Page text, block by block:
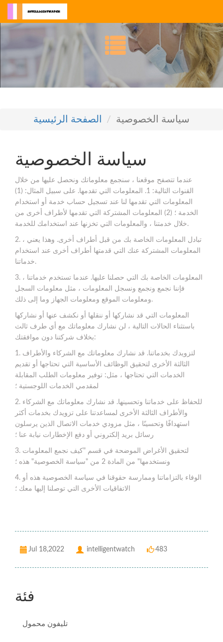
الصفحة الرئيسية سياسة الخصوصية
سياسة الخصوصية
عندما تتصفح موقعنا ، سنجمع معلوماتك ونحصل عليها من خلال
القنوات التالية: 1. المعلومات التي تقدمها. على سبيل المثال: (1)
المعلومات التي تقدمها لنا عند تسجيل حساب خدمة أو استخدام
الخدمة ؛ (2) المعلومات المشتركة التي تقدمها لأطراف أخرى من
خلال خدمتنا ، والمعلومات التي تخزنها عند استخدامك للخدمة.
2. تبادل المعلومات الخاصة بك من قبل أطراف أخرى. وهذا يعني ،
المعلومات المشتركة عنك التي قدمتها أطراف أخرى عند استخدام
خدماتنا.
3. المعلومات الخاصة بك التي حصلنا عليها. عندما تستخدم خدماتنا ،
فإننا نجمع ونجمع ونسجل المعلومات ، مثل معلومات السجل
ومعلومات الموقع ومعلومات الجهاز وما إلى ذلك.
المعلومات التي قد نشاركها أو ننقلها أو نكشف عنها أو نشاركها
باستثناء الحالات التالية ، لن نشارك معلوماتك مع أي طرف ثالث
بخلاف شركتنا دون موافقتك:
1. لتزويدك بخدماتنا. قد نشارك معلوماتك مع الشركاء والأطراف
الثالثة الأخرى لتحقيق الوظائف الأساسية التي تحتاجها أو تقديم
الخدمات التي تحتاجها ، مثل: توفير معلومات الطلب المقابلة
لمقدمي الخدمات اللوجستية ؛
2. للحفاظ على خدماتنا وتحسينها. قد نشارك معلوماتك مع الشركاء
والأطراف الثالثة الأخرى لمساعدتنا على تزويدك بخدمات أكثر
استهدافًا وتحسينًا ، مثل مزودي خدمات الاتصال الذين يرسلون
رسائل بريد إلكتروني أو دفع الإخطارات نيابة عنا ؛
3. لتحقيق الأغراض الموضحة في قسم "كيف نجمع المعلومات
ونستخدمها" من المادة 2 من "سياسة الخصوصية" هذه ؛
4. الوفاء بالتزاماتنا وممارسة حقوقنا في سياسة الخصوصية هذه أو
الاتفاقيات الأخرى التي توصلنا إليها معك ؛
Jul 18,2022 intelligentwatch 483
فئة
تليفون محمول